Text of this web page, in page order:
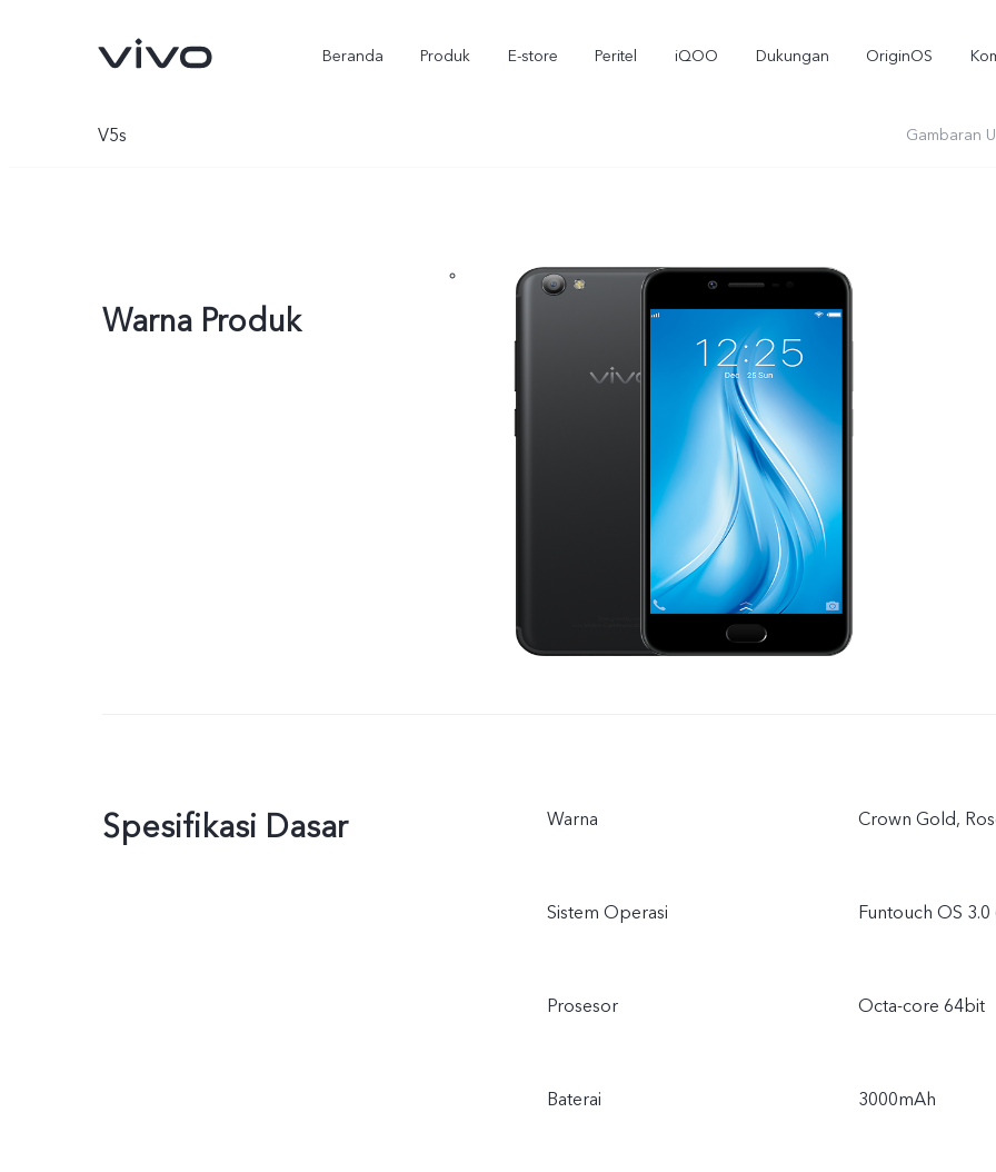
Beranda Produk E-store Peritel iQOO Dukungan OriginOS
V5s Gambaran
Warna Produk
Spesifikasi Dasar Warna Crown Gold,
Sistem Operasi Funtouch OS
Prosesor Octa-core 64bit
Baterai 3000mAh